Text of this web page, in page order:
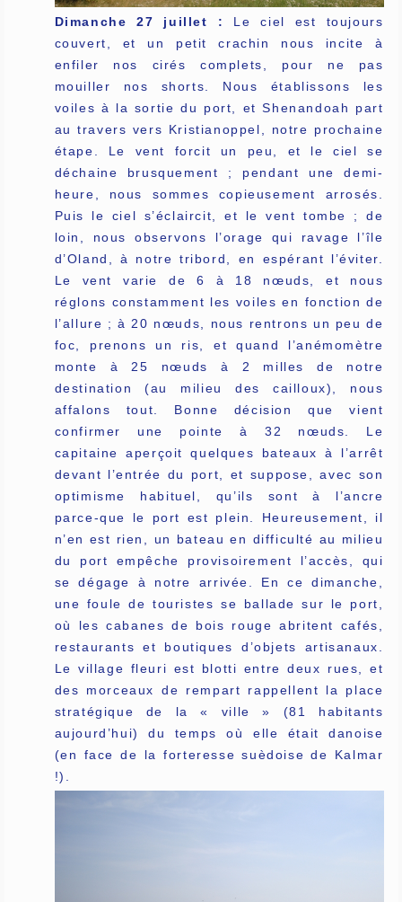
Dimanche 27 juillet :
Le ciel est toujours
couvert, et un petit crachin nous incite à
enfiler nos cirés complets, pour ne pas
mouiller nos shorts. Nous établissons les
voiles à la sortie du port, et Shenandoah part
au travers vers Kristianoppel, notre prochaine
étape. Le vent forcit un peu, et le ciel se
déchaine brusquement ; pendant une demi-
heure, nous sommes copieusement arrosés.
Puis le ciel s’éclaircit, et le vent tombe ; de
loin, nous observons l’orage qui ravage l’île
d’Oland, à notre tribord, en espérant l’éviter.
Le vent varie de 6 à 18 nœuds, et nous
réglons constamment les voiles en fonction de
l’allure ; à 20 nœuds, nous rentrons un peu de
foc, prenons un ris, et quand l’anémomètre
monte à 25 nœuds à 2 milles de notre
destination (au milieu des cailloux), nous
affalons tout. Bonne décision que vient
confirmer une pointe à 32 nœuds. Le
capitaine aperçoit quelques bateaux à l’arrêt
devant l’entrée du port, et suppose, avec son
optimisme habituel, qu’ils sont à l’ancre
parce-que le port est plein. Heureusement, il
n’en est rien, un bateau en difficulté au milieu
du port empêche provisoirement l’accès, qui
se dégage à notre arrivée. En ce dimanche,
une foule de touristes se ballade sur le port,
où les cabanes de bois rouge abritent cafés,
restaurants et boutiques d’objets artisanaux.
Le village fleuri est blotti entre deux rues, et
des morceaux de rempart rappellent la place
stratégique de la « ville » (81 habitants
aujourd’hui) du temps où elle était danoise
(en face de la forteresse suèdoise de Kalmar
!).